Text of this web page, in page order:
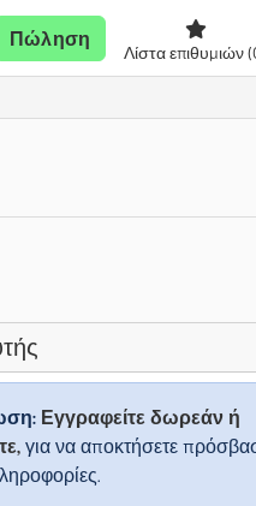
Πώληση
Λίστα επιθυμιών
Εγγραφείτε δωρεάν ή
για να αποκτήσετε